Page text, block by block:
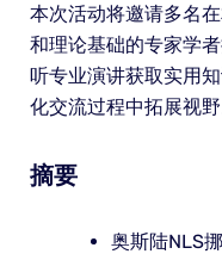
本次活动将邀请多名
和理论基础的专家学
听专业演讲获取实用
化交流过程中拓展视野
摘要
奥斯陆NLS